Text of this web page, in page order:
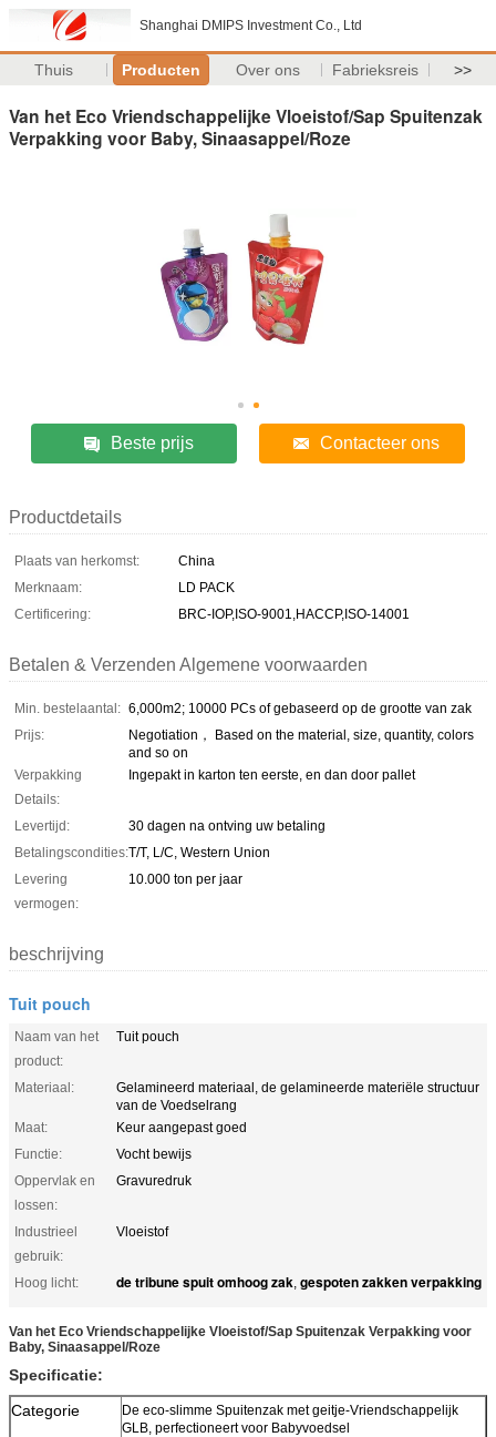
Shanghai DMIPS Investment Co., Ltd
Thuis Producten Over ons Fabrieksreis >>
Van het Eco Vriendschappelijke Vloeistof/Sap Spuitenzak
Verpakking voor Baby, Sinaasappel/Roze
Beste prijs Contacteer ons
Productdetails
Plaats van herkomst:
China
Merknaam:
LD PACK
Certificering:
BRC-IOP,ISO-9001,HACCP,ISO-14001
Betalen & Verzenden Algemene voorwaarden
Min. bestelaantal: 6,000m2; 10000 PCs of gebaseerd op de grootte van zak
Prijs:
Negotiation， Based on the material, size, quantity, colors
and so on
Verpakking
Details:
Ingepakt in karton ten eerste, en dan door pallet
Levertijd:
30 dagen na ontving uw betaling
Betalingscondities:T/T, L/C, Western Union
Levering
vermogen:
10.000 ton per jaar
beschrijving
Tuit pouch
Naam van het
product:
Tuit pouch
Materiaal:
Gelamineerd materiaal, de gelamineerde materiële structuur
van de Voedselrang
Maat:
Keur aangepast goed
Functie:
Vocht bewijs
Oppervlak en
lossen:
Gravuredruk
Industrieel
gebruik:
Vloeistof
Hoog licht: de tribune spuit omhoog zak, gespoten zakken verpakking
Van het Eco Vriendschappelijke Vloeistof/Sap Spuitenzak Verpakking voor
Baby, Sinaasappel/Roze
Specificatie:
Categorie
De eco-slimme Spuitenzak met geitje-Vriendschappelijk
GLB, perfectioneert voor Babyvoedsel